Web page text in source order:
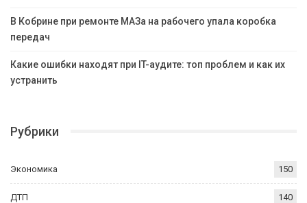
В Кобрине при ремонте МАЗа на рабочего упала коробка
передач
Какие ошибки находят при IT-аудите: топ проблем и как их
устранить
Рубрики
Экономика 150
ДТП 140